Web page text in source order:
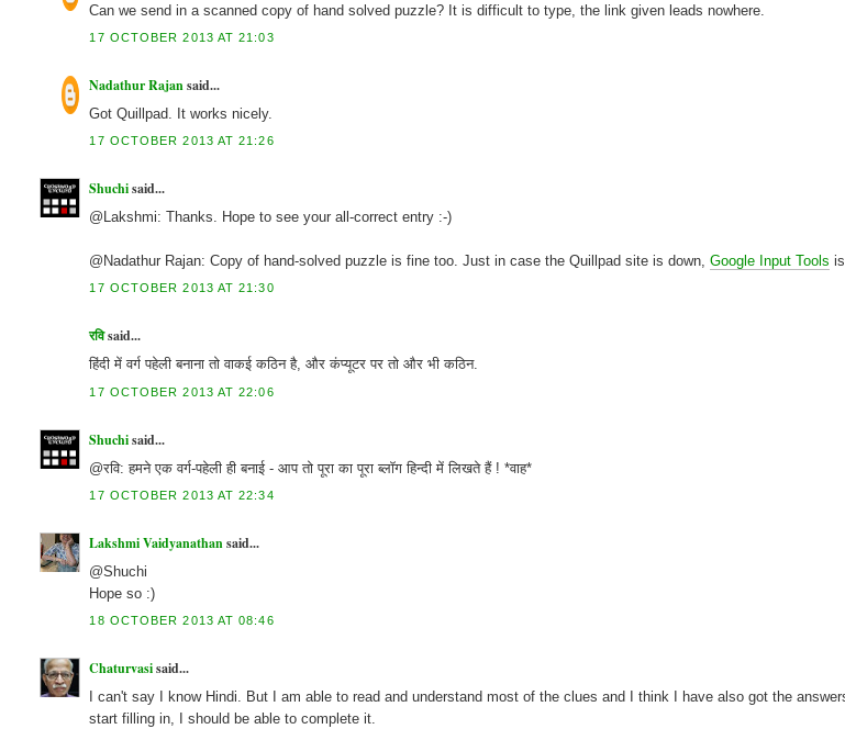
Can we send in a scanned copy of hand solved puzzle? It is difficult to type, the link given leads nowhere.
17 OCTOBER 2013 AT 21:03
Nadathur Rajansaid...
Got Quillpad. It works nicely.
17 OCTOBER 2013 AT 21:26
Shuchisaid...
@Lakshmi: Thanks. Hope to see your all-correct entry :-)
@Nadathur Rajan: Copy of hand-solved puzzle is fine too. Just in case the Quillpad site is down,Google Input Tools
17 OCTOBER 2013 AT 21:30
रविsaid...
हिंदी में वर्ग पहेली बनाना तो वाकई कठिन है, और कंप्यूटर पर तो और भी कठिन.
17 OCTOBER 2013 AT 22:06
Shuchisaid...
@रवि: हमने एक वर्ग-पहेली ही बनाई - आप तो पूरा का पूरा ब्लॉग हिन्दी में लिखते हैं ! *वाह*
17 OCTOBER 2013 AT 22:34
Lakshmi Vaidyanathansaid...
@Shuchi
Hope so :)
18 OCTOBER 2013 AT 08:46
Chaturvasisaid...
I can't say I know Hindi. But I am able to read and understand most of the clues and I think I have also got the
start filling in, I should be able to complete it.